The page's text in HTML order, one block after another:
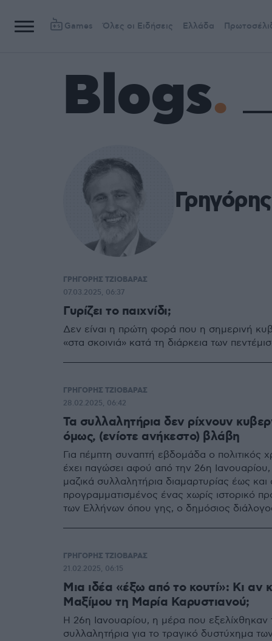
Games Όλες οι Ειδήσεις Ελλάδα
Blogs
ΓΡΗΓΟΡΗΣ ΤΖΙΟΒΑΡΑΣ
Γυρίζει το παιχνίδι;
Δεν είναι η πρώτη φορά που η σημερινή
«στα σκοινιά» κατά τη διάρκεια των
07.03.2025, 06:37
ΓΡΗΓΟΡΗΣ ΤΖΙΟΒΑΡΑΣ
Τα συλλαλητήρια δεν ρίχνουν
όμως, (ενίοτε ανήκεστο) βλάβη
Για πέμπτη συναπτή εβδομάδα ο πολιτικός
έχει παγώσει αφού από την 26η
μαζικά συλλαλητήρια διαμαρτυρίας έως και
προγραμματισμένος ένας χωρίς ιστορικό
των Ελλήνων όπου γης, ο δημόσιος
28.02.2025, 06:42
ΓΡΗΓΟΡΗΣ ΤΖΙΟΒΑΡΑΣ
Μια ιδέα «έξω από το κουτί»: Κι
Μαξίμου τη Μαρία Καρυστιανού;
Η 26η Ιανουαρίου, η μέρα που εξελίχθηκαν
συλλαλητήρια για το τραγικό δυστύχημα
21.02.2025, 06:15